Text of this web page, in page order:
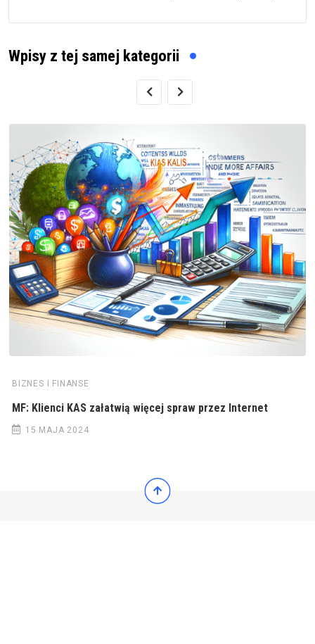
Wpisy z tej samej kategorii
BIZNES I FINANSE
MF: Klienci KAS załatwią więcej spraw przez Internet
15 MAJA 2024